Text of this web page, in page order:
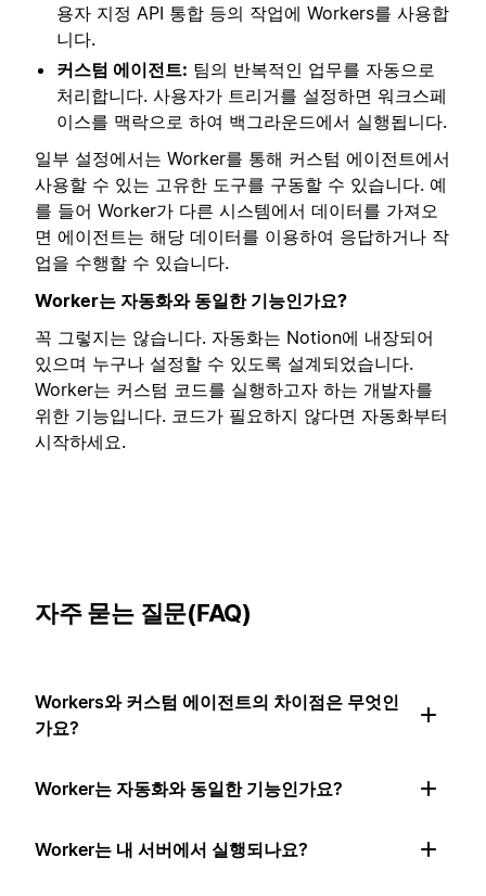
용자 지정 API 통합 등의 작업에 Workers를 사용합
니다.
커스텀 에이전트: 팀의 반복적인 업무를 자동으로
처리합니다. 사용자가 트리거를 설정하면 워크스페
이스를 맥락으로 하여 백그라운드에서 실행됩니다.
일부 설정에서는 Worker를 통해 커스텀 에이전트에서
사용할 수 있는 고유한 도구를 구동할 수 있습니다. 예
를 들어 Worker가 다른 시스템에서 데이터를 가져오
면 에이전트는 해당 데이터를 이용하여 응답하거나 작
업을 수행할 수 있습니다.
Worker는 자동화와 동일한 기능인가요?
꼭 그렇지는 않습니다. 자동화는 Notion에 내장되어
있으며 누구나 설정할 수 있도록 설계되었습니다.
Worker는 커스텀 코드를 실행하고자 하는 개발자를
위한 기능입니다. 코드가 필요하지 않다면 자동화부터
시작하세요.
자주 묻는 질문(FAQ)
Workers와 커스텀 에이전트의 차이점은 무엇인
가요?
Worker는 자동화와 동일한 기능인가요?
Worker는 내 서버에서 실행되나요?